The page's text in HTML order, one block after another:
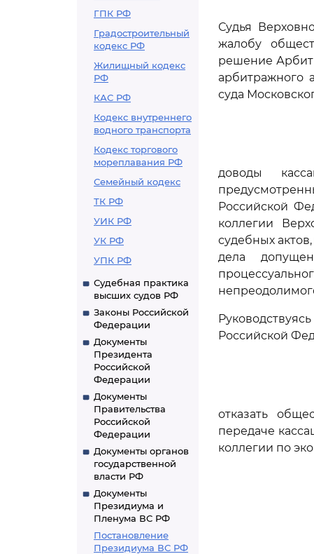
ГПК РФ
Градостроительный
кодекс РФ
Жилищный кодекс
РФ
КАС РФ
Кодекс внутреннего
водного транспорта
Кодекс торгового
мореплавания РФ
Семейный кодекс
ТК РФ
УИК РФ
УК РФ
УПК РФ
Судебная практика
высших судов РФ
Законы Российской
Федерации
Документы
Президента
Российской
Федерации
Документы
Правительства
Российской
Федерации
Документы органов
государственной
власти РФ
Документы
Президиума и
Пленума ВС РФ
Постановление
Президиума ВС РФ
Судья
жалобу
решение
арбитражного
суда
доводы
Российской
коллегии
судебных
дела
Российской
отказать
передаче
коллегии по